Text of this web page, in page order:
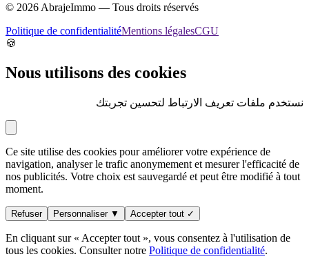
© 2026AbrajeImmo — Tous droits réservés
Politique de confidentialitéMentions légalesCGU
🍪
Nous utilisons des cookies
نستخدم ملفات تعريف الارتباط لتحسين تجربتك
Ce site utilise des cookies pour améliorer votre expérience de
navigation, analyser le trafic anonymement et mesurer l'efficacité de
nos publicités. Votre choix est sauvegardé et peut être modifié à tout
moment.
Refuser Personnaliser ▼ Accepter tout ✓
En cliquant sur « Accepter tout », vous consentez à l'utilisation de
tous les cookies. Consulter notre Politique de confidentialité.